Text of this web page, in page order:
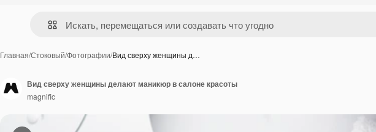
Главная/Стоковый/Фотографии/Вид сверху женщины д…
Вид сверху женщины делают маникюр в салоне красоты
magnific